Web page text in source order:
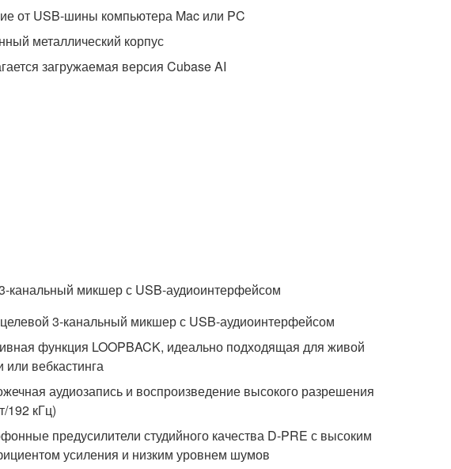
от USB-шины компьютера Mac или PC
металлический корпус
загружаемая версия Cubase AI
канальный микшер с USB-аудиоинтерфейсом
3-канальный микшер с USB-аудиоинтерфейсом
функция LOOPBACK, идеально подходящая для живой
или вебкастинга
аудиозапись и воспроизведение высокого разрешения
192 кГц)
предусилители студийного качества D-PRE с высоким
усиления и низким уровнем шумов